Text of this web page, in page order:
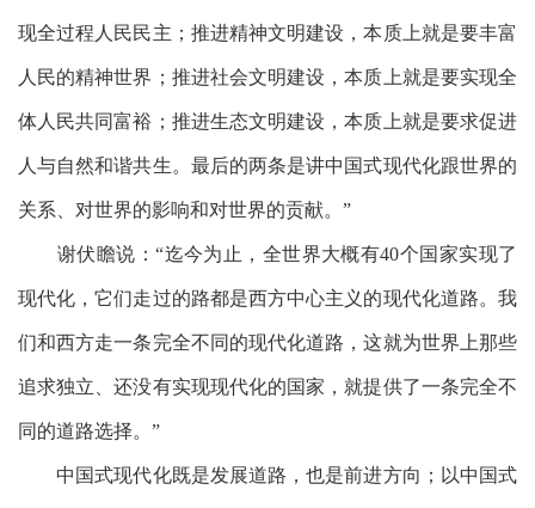
现全过程人民民主；推进精神文明建设，本质上就是要丰富
人民的精神世界；推进社会文明建设，本质上就是要实现全
体人民共同富裕；推进生态文明建设，本质上就是要求促进
人与自然和谐共生。最后的两条是讲中国式现代化跟世界的
关系、对世界的影响和对世界的贡献。”
谢伏瞻说：“迄今为止，全世界大概有40个国家实现了
现代化，它们走过的路都是西方中心主义的现代化道路。我
们和西方走一条完全不同的现代化道路，这就为世界上那些
追求独立、还没有实现现代化的国家，就提供了一条完全不
同的道路选择。”
中国式现代化既是发展道路，也是前进方向；以中国式